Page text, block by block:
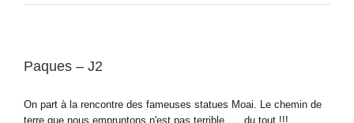
Paques – J2
On part à la rencontre des fameuses statues Moai. Le chemin de
terre que nous empruntons n'est pas terrible….. du tout !!!